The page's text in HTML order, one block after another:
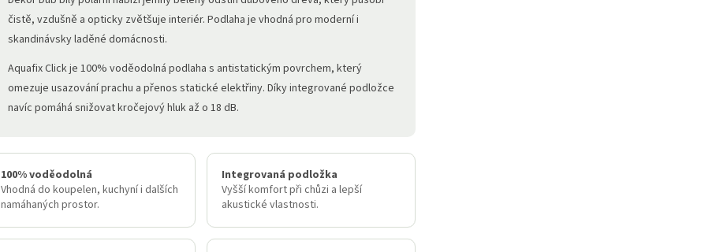
čistě, vzdušně a opticky zvětšuje interiér. Podlaha je vhodná pro moderní i
skandinávsky laděné domácnosti.
Aquafix Click je 100% voděodolná podlaha s antistatickým povrchem, který
omezuje usazování prachu a přenos statické elektřiny. Díky integrované podložce
navíc pomáhá snižovat kročejový hluk až o 18 dB.
100% voděodolná
Vhodná do koupelen, kuchyní i dalších
namáhaných prostor.
Integrovaná podložka
Vyšší komfort při chůzi a lepší
akustické vlastnosti.